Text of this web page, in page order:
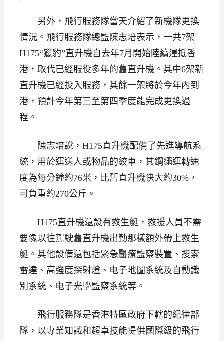
另外，飛行服務隊當天介紹了新機隊更換
情況。飛行服務隊總監陳志培表示，一共7架
H175“獵豹”直升機自去年7月開始陸續運抵香
港，取代已經服役多年的舊直升機。其中6架新
直升機已經投入服務，其餘一架將於今年內到
港，預計今年第三至第四季度能完成更換過
程。
陳志培說，H175直升機配備了先進導航系
統，用於運送人或物品的絞車，其鋼繩運轉速
度為每分鐘約76米，比舊直升機快大約30%，
可負重約270公斤。
H175直升機還設有救生艇，救援人員不需
要像以往駕駛舊直升機出勤那樣額外帶上救生
艇。其他設備還包括緊急醫療監察裝置、搜索
雷達、高強度探射燈、电子地圖系統及自動識
別系統、电子光學監察系統等。
飛行服務隊是香港特區政府下轄的紀律部
隊，以專業知識和超卓技能提供國際級的飛行